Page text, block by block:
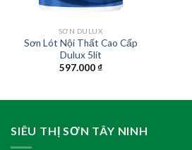
SƠN DULUX
Sơn Lót Nội Thất Cao Cấp
Dulux 5lít
597.000₫
SIÊU THỊ SƠN TÂY NINH